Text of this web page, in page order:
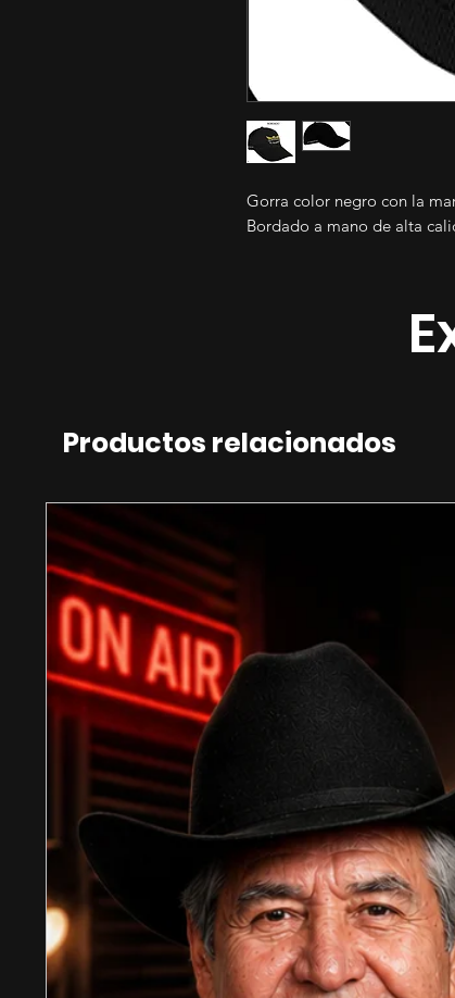
Gorra color negro con la
Bordado a mano de alta
Productos relacionados